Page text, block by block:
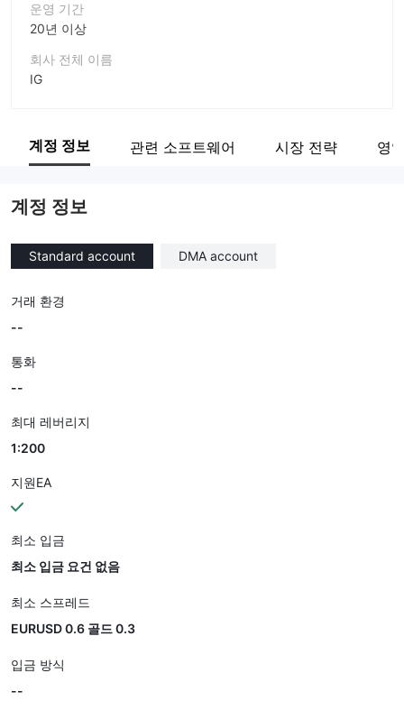
운영 기간
20년 이상
회사 전체 이름
IG
기업 직원
계정 정보 관련 소프트웨어 시장 전략 영
계정 정보
Standard account DMA account
거래 환경
--
통화
--
최대 레버리지
1:200
지원EA
최소 입금
최소 입금 요건 없음
최소 스프레드
EURUSD 0.6 골드 0.3
입금 방식
--